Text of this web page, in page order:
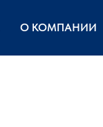
О КОМПАНИИ